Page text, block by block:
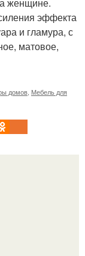
эффекта
и гламура, с
матовое,
домов Мебель для